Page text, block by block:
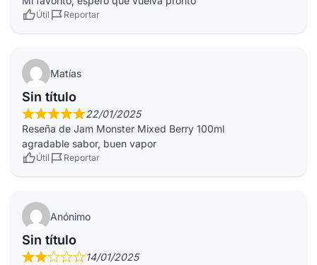
Útil Reportar
Matías
Sin título
22/01/2025
Reseña de Jam Monster Mixed Berry 100ml
agradable sabor, buen vapor
Útil Reportar
Anónimo
Sin título
14/01/2025